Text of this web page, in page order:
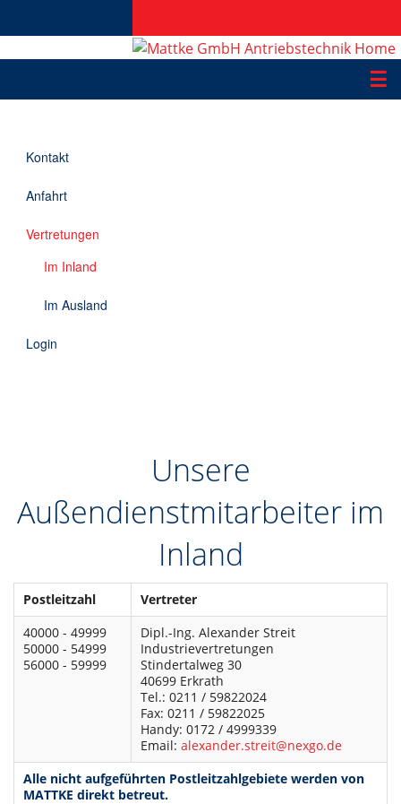
☰
Applikationen
Informationen
Downloads
Kontakt
Anfahrt
Vertretungen
Im Inland
Im Ausland
Login
Unsere
Außendienstmitarbeiter im
Inland
Postleitzahl
Vertreter
40000 - 49999
50000 - 54999
56000 - 59999
Dipl.-Ing. Alexander Streit
Industrievertretungen
Stindertalweg 30
40699 Erkrath
Tel.: 0211 / 59822024
Fax: 0211 / 59822025
Handy: 0172 / 4999339
Email: alexander.streit@nexgo.de
Alle nicht aufgeführten Postleitzahlgebiete werden von
MATTKE direkt betreut.